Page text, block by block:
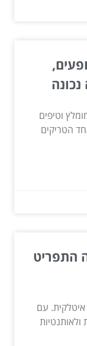
וטיפים
הטריקים
התפריט
עם